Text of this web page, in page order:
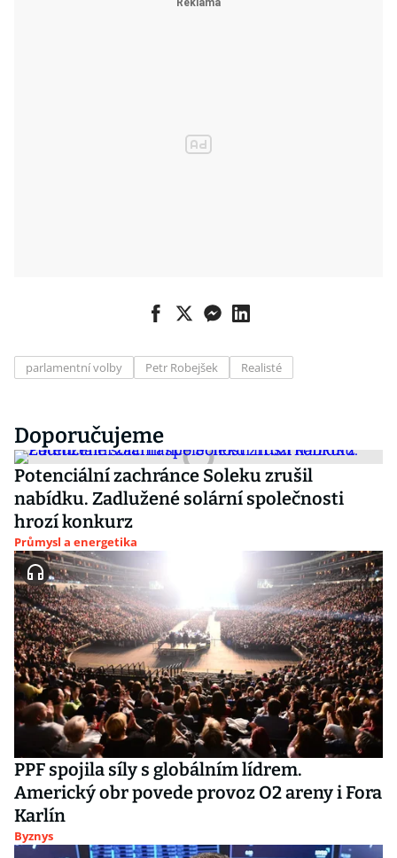
parlamentní volby Petr Robejšek Realisté
Doporučujeme
Potenciální zachránce Soleku zrušil
nabídku. Zadlužené solární společnosti
hrozí konkurz
Průmysl a energetika
PPF spojila síly s globálním lídrem.
Americký obr povede provoz O2 areny i Fora
Karlín
Byznys